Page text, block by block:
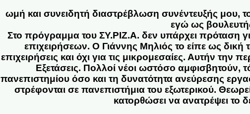
ωμή και συνειδητή διαστρέβλωση συνέντευξής μου,
εγώ ως
Στο πρόγραμμα του ΣΥ.ΡΙΖ.Α. δεν υπάρχει πρόταση
επιχειρήσεων. Ο Γιάννης Μηλιός το είπε ως δική
επιχειρήσεις και όχι για τις μικρομεσαίες. Αυτήν
Εξετάσεις. Πολλοί νέοι ωστόσο αμφισβητούν,
πανεπιστημίου όσο και τη δυνατότητα ανεύρεσης
στρέφονται σε πανεπιστήμια του εξωτερικού.
κατορθώσει να ανατρέψει το